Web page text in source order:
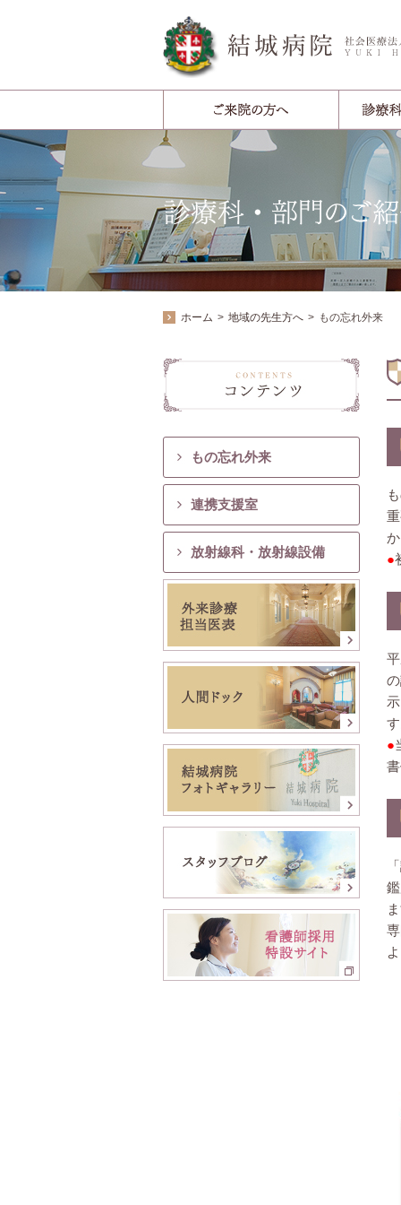
ホーム 地域の先生方へ もの忘れ外来
●
す
●
もの忘れ外来
連携支援室
放射線科・放射線設備